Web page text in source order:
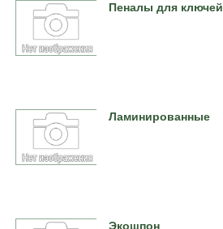
Пеналы для ключей
Ламинированные
Экошпон